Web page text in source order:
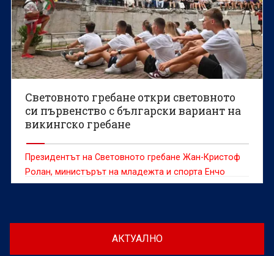
Световното гребане откри световното
си първенство с български вариант на
викингско гребане
Президентът на Световното гребане Жан-Кристоф
Ролан, министърът на младежта и спорта Енчо
Керязов и председателят на Българския
АКТУАЛНО